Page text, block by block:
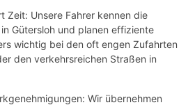
Zeit: Unsere Fahrer kennen die
Gütersloh und planen effiziente
wichtig bei den oft engen Zufahrten
den verkehrsreichen Straßen in
Wir übernehmen